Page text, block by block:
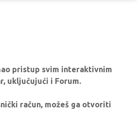
pristup svim interaktivnim
uključujući i Forum.
račun, možeš ga otvoriti